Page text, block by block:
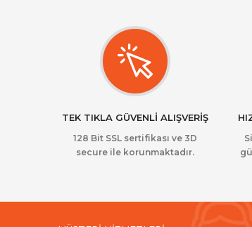
TEK TIKLA GÜVENLİ ALIŞVERİŞ
128 Bit SSL sertifikası ve 3D
secure ile korunmaktadır.